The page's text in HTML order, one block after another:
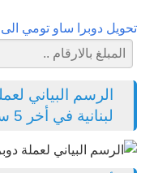
تحويل دوبرا ساو تومي الى
الرسم البياني
لبنانية في أخر 5 سنوات